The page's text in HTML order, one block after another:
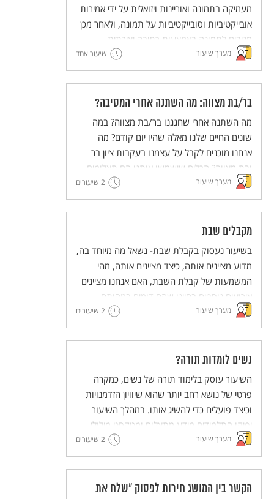
מעמיקה בתמונה ואוריינות ויזואלית על ידי אמירות
אובייקטיביות וסובייקטיביות על תמונה, ולאחר מכן
מגיבים לתמונה באמצעות כתיבה יצירתית.
מערך שיעור שיעור אחד
בר/בת מצווה: מה השתנה אחרי המסיבה?
מה השתנה אחרי שחגגנו בר/בת מצווה? במה
שונים החיים שלנו מאלה שהיו יום קודם? מה
אנחנו מוכנים לקבל על עצמנו בעקבות ציון בר
ובת מצווה? הכלים שישמשו אותנו הם תצלומים
של הצלם ציון עוזרי מתוך הסדרה "עדשה יהודית"
וטקסטים מתוך התרבות היהודית ישראלית.
מערך שיעור 2 שיעורים
מקבלים שבת
בשיעור נעסוק בקבלת שבת- נשאל מה מיוחד בה,
מדוע מציינים אותה, כיצד מציינים אותה, מהי
המשמעות של קבלת השבת, האם אנחנו מציינים
אירועים נוספים בחיינו שהם דומים במהותם
לקבלת שבת?
מערך שיעור 2 שיעורים
נשים לומדות תורה?
השיעור עוסק בלימוד תורה של נשים, כמקרה
פרטי של נושא רחב יותר שהוא שיוויון הזדמנויות
וכיצד פועלים כדי להשיג אותו. במהלך השיעור
יפיקו התלמידים מידע מתצלום ומטקסט מילולי,
ויצלמו בעצמם.
מערך שיעור 2 שיעורים
הקשר בין המושג חירות לפסוק "שלח את